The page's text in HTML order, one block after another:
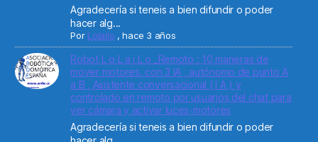
Agradecería si teneis a bien difundir o poder
hacer alg...
Por Lolailo ,hace 3 años
Robot L o L a i L o _Remoto : 10 maneras de
mover motores. con 3 IA , autónomo de punto A
a B , Asistente conversacional ( I A ) y
controlado en remoto por usuarios del chat para
ver cámara y activar luces-motores
Agradecería si teneis a bien difundir o poder